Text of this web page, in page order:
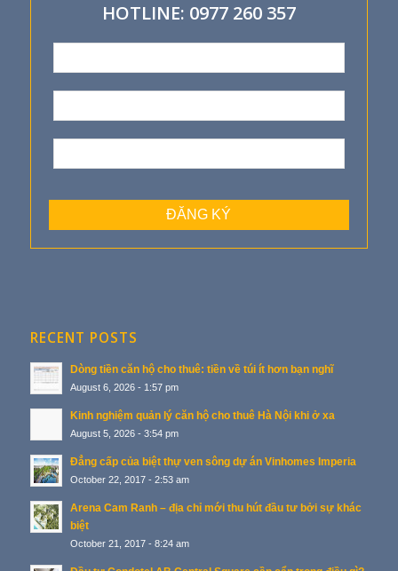
HOTLINE: 0977 260 357
RECENT POSTS
Dòng tiền căn hộ cho thuê: tiền về túi ít hơn bạn nghĩ
August 6, 2026 - 1:57 pm
Kinh nghiệm quản lý căn hộ cho thuê Hà Nội khi ở xa
August 5, 2026 - 3:54 pm
Đẳng cấp của biệt thự ven sông dự án Vinhomes Imperia
October 22, 2017 - 2:53 am
Arena Cam Ranh – địa chỉ mới thu hút đầu tư bởi sự khác
biệt
October 21, 2017 - 8:24 am